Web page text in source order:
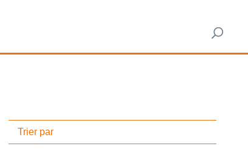
Trier par